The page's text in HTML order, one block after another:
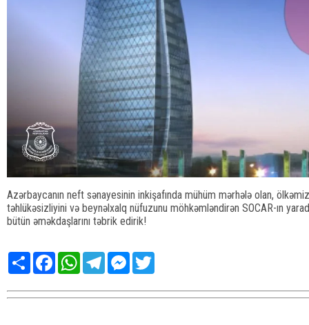
Azərbaycanın neft sənayesinin inkişafında mühüm mərhələ olan,
təhlükəsizliyini və beynəlxalq nüfuzunu möhkəmləndirən SOCAR-ın
bütün əməkdaşlarını təbrik edirik!
Share FacebookWhatsAppTelegramMessenger